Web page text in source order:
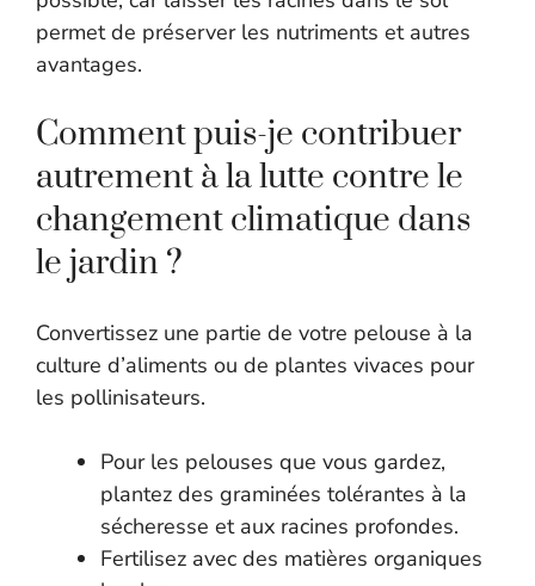
permet de préserver les nutriments et autres
avantages.
Comment puis-je contribuer
autrement à la lutte contre le
changement climatique dans
le jardin ?
Convertissez une partie de votre pelouse à la
culture d’aliments ou de plantes vivaces pour
les pollinisateurs.
Pour les pelouses que vous gardez,
plantez des graminées tolérantes à la
sécheresse et aux racines profondes.
Fertilisez avec des matières organiques